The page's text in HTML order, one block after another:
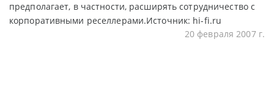
предполагает, в частности, расширять сотрудничество с
корпоративными реселлерами.Источник: hi-fi.ru
20 февраля 2007 г.